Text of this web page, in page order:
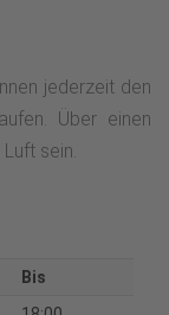
jederzeit den
Über einen
sein.
Bis